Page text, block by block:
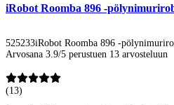
iRobot Roomba 896 -
525233iRobot Roomba 896 -
Arvosana 3.9/5 perustuen 13 arvosteluun
(13)